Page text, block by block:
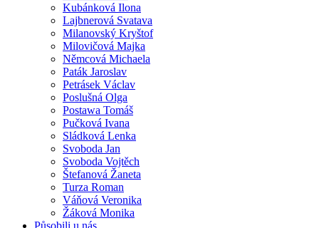
Kubánková Ilona
Lajbnerová Svatava
Milanovský Kryštof
Milovičová Majka
Němcová Michaela
Paták Jaroslav
Petrásek Václav
Poslušná Olga
Postawa Tomáš
Pučková Ivana
Sládková Lenka
Svoboda Jan
Svoboda Vojtěch
Štefanová Žaneta
Turza Roman
Váňová Veronika
Žáková Monika
Působili u nás